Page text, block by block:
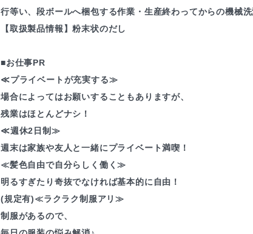
行等い、段ボールへ梱包する作業・生産終わってからの機械
【取扱製品情報】粉末状のだし
■お仕事PR
≪プライベートが充実する≫
場合によってはお願いすることもありますが、
残業はほとんどナシ！
≪週休2日制≫
週末は家族や友人と一緒にプライベート満喫！
≪髪色自由で自分らしく働く≫
明るすぎたり奇抜でなければ基本的に自由！
(規定有)≪ラクラク制服アリ≫
制服があるので、